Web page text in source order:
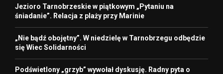
Jezioro Tarnobrzeskie w piątkowym „Pytaniu na
śniadanie”. Relacja z plaży przy Marinie
„Nie bądź obojętny”. W niedzielę w Tarnobrzegu odbędzie
się Wiec Solidarności
Podświetlony „grzyb” wywołał dyskusję. Radny pyta o